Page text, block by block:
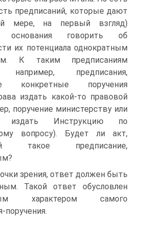
предписаний, которые дают
мере, на первый взгляд)
основания говорить об
их потенциала однократным
К таким предписаниям
например, предписания,
конкретные поручения
издать какой-то правовой
поручение министерству или
издать Инструкцию по
вопросу). Будет ли акт,
такое предписание,
зрения, ответ должен быть
Такой ответ обусловлен
характером самого
поручения.